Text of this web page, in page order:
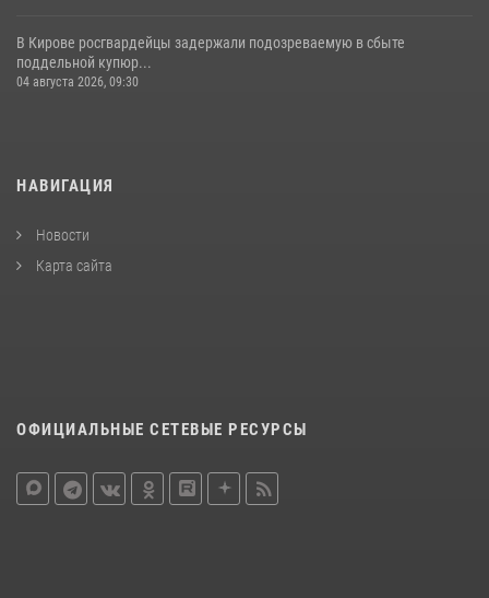
В Кирове росгвардейцы задержали подозреваемую в сбыте
поддельной купюр...
04 августа 2026, 09:30
НАВИГАЦИЯ
Новости
Карта сайта
ОФИЦИАЛЬНЫЕ СЕТЕВЫЕ РЕСУРСЫ